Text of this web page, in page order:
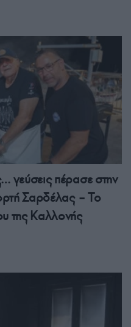
γεύσεις πέρασε στην
Σαρδέλας – Το
της Καλλονής